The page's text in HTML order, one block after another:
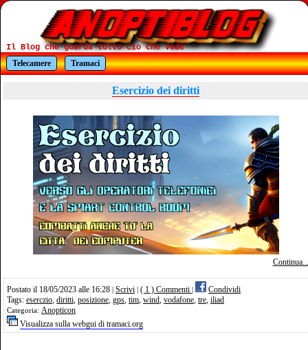
Il Blog che guarda tutto cio che vede
Telecamere
Tramaci
Esercizio dei diritti
Continua...
Postato il 18/05/2023 alle 16:28 Scrivi ( 1 ) Commenti
Condividi
Tags: eserczio diritti posizione gps tim wind vodafone tre iliad
Categoria: Anopticon
Visualizza sulla webgui di tramaci.org